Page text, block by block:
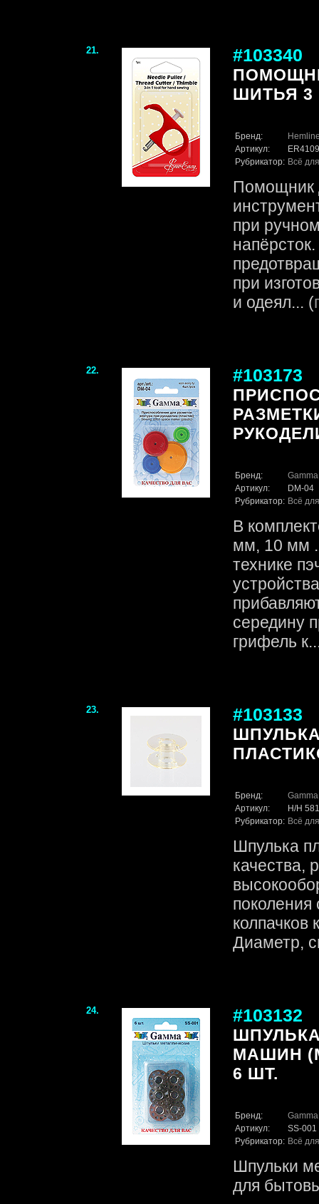
21. #103340
ШИТЬЯ 3
Бренд:
Артикул:
ER4109
Рубрикатор: Всё
Помощник
при
при
и одеял... (
22. #103173
Бренд:
Gamma
Артикул:
DM-04
Рубрикатор: Всё
В
мм, 10 мм .
технике
середину
грифель
23. #103133
Бренд:
Gamma
Артикул:
H/H
Рубрикатор: Всё
Шпулька
качества,
колпачков
Диаметр,
24. #103132
МАШИН
6 ШТ.
Бренд:
Gamma
Артикул:
SS-001
Рубрикатор: Всё
Шпульки
для